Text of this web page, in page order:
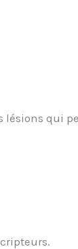
lésions qui